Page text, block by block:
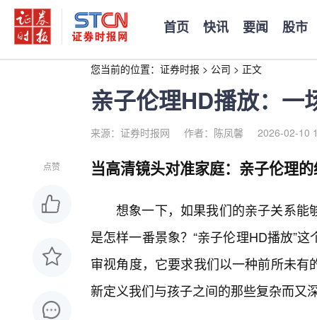
首页 快讯 要闻 股市
您当前的位置： 证券时报 > 公司 > 正文
亲子伦理HD播放：一
来源：证券时报网 作者：陈凤馨 2026-02-10
点赞 当高清镜头对准家庭：亲子伦理
想象一下，如果我们的亲子关系能
是怎样一番景象？“亲子伦理HD播放”
审视角度，它要求我们以一种前所未
新定义我们与孩子之间的那些复杂而又